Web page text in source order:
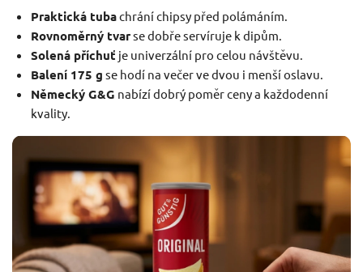
Praktická tubachrání chipsy před polámáním.
Rovnoměrný tvarse dobře servíruje k dipům.
Solená příchuť je univerzální pro celou návštěvu.
Balení 175 g se hodí na večer ve dvou i menší oslavu.
Německý G&G nabízí dobrý poměr ceny a každodenní
kvality.